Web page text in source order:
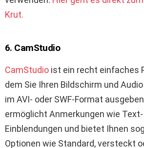
Krut.
6. CamStudio
CamStudio ist ein recht einfaches
dem Sie Ihren Bildschirm und
im AVI- oder SWF-Format
ermöglicht Anmerkungen wie
Einblendungen und bietet Ihnen
Optionen wie Standard, versteckt